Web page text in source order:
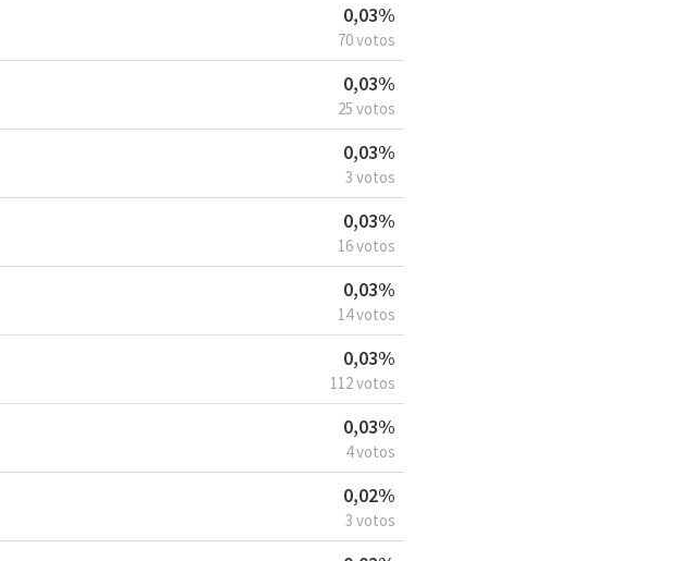
0,03%
70 votos
0,03%
25 votos
0,03%
3 votos
0,03%
16 votos
0,03%
14 votos
0,03%
112 votos
0,03%
4 votos
0,02%
3 votos